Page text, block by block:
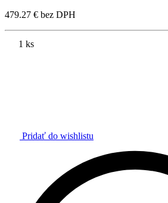
479.27 € bez DPH
1 ks
Pridať do wishlistu